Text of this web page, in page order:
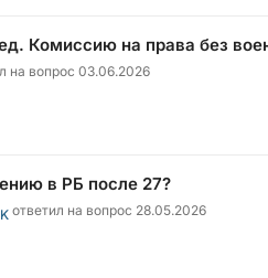
Комиссию на права без
на вопрос 03.06.2026
в РБ после 27?
ответил на вопрос 28.05.2026